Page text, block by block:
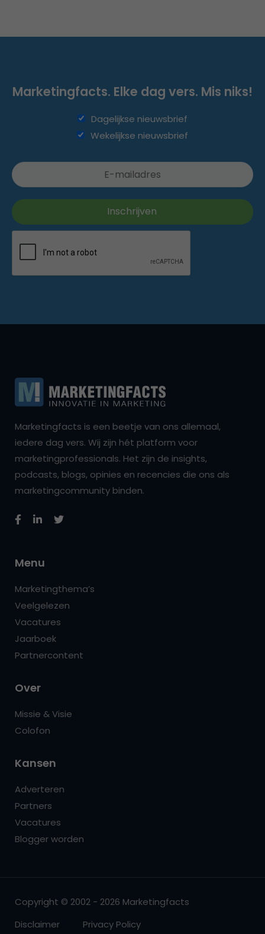
Marketingfacts. Elke dag vers. Mis niks!
Dagelijkse nieuwsbrief
Wekelijkse nieuwsbrief
Marketingfacts is een beetje van ons allemaal,
iedere dag vers. Wij zijn hét platform voor
marketingprofessionals. Het zijn de insights,
podcasts, blogs, opinies en recencies die ons als
marketingcommunity binden.
Menu
Marketingthema’s
Veelgelezen
Vacatures
Jaarboek
Partnercontent
Over
Missie & Visie
Colofon
Kansen
Adverteren
Partners
Vacatures
Blogger worden
Copyright © 2002 - 2026 Marketingfacts
Disclaimer
Privacy Policy